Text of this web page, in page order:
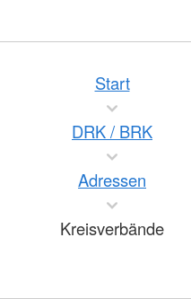
Start
DRK / BRK
Adressen
Kreisverbände